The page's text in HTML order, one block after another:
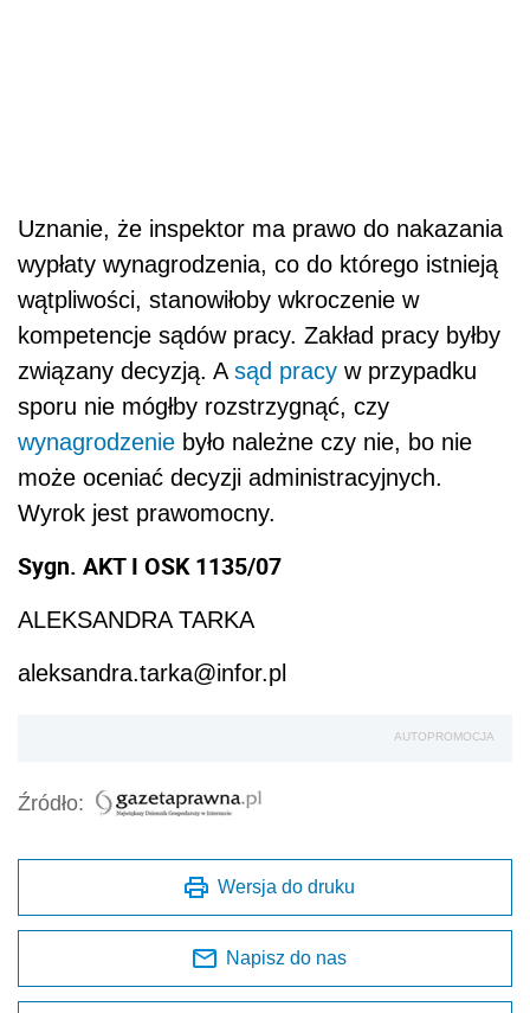
Uznanie, że inspektor ma prawo do nakazania
wypłaty wynagrodzenia, co do którego istnieją
wątpliwości, stanowiłoby wkroczenie w
kompetencje sądów pracy. Zakład pracy byłby
związany decyzją. Asąd pracy w przypadku
sporu nie mógłby rozstrzygnąć, czy
wynagrodzenie było należne czy nie, bo nie
może oceniać decyzji administracyjnych.
Wyrok jest prawomocny.
Sygn. AKT I OSK 1135/07
ALEKSANDRA TARKA
aleksandra.tarka@infor.pl
AUTOPROMOCJA
Źródło:
Wersja do druku
Napisz do nas